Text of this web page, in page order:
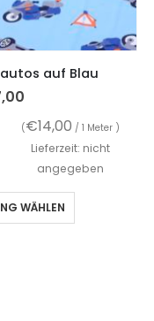
auf Blau
(€14,00 / 1 Meter )
Lieferzeit: nicht
angegeben
WÄHLEN